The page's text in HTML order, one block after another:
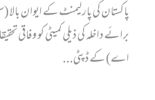
پاکستان کی پارلیمنٹ کے ایوان
برائے داخلہ کی ذیلی کمیٹی کو وفاقی
اے) کے ڈپٹی...